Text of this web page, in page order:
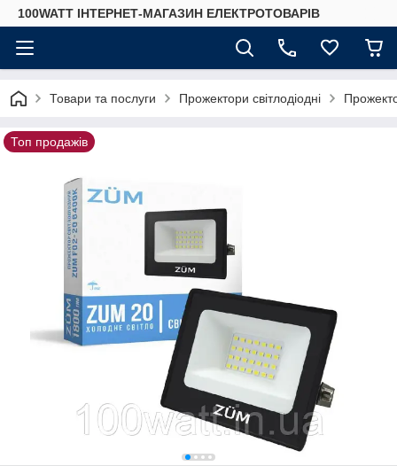
100WATT ІНТЕРНЕТ-МАГАЗИН ЕЛЕКТРОТОВАРІВ
Товари та послуги Прожектори світлодіодні
Топ продажів